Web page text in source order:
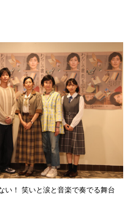
い！ 笑いと涙と音楽で奏でる舞台